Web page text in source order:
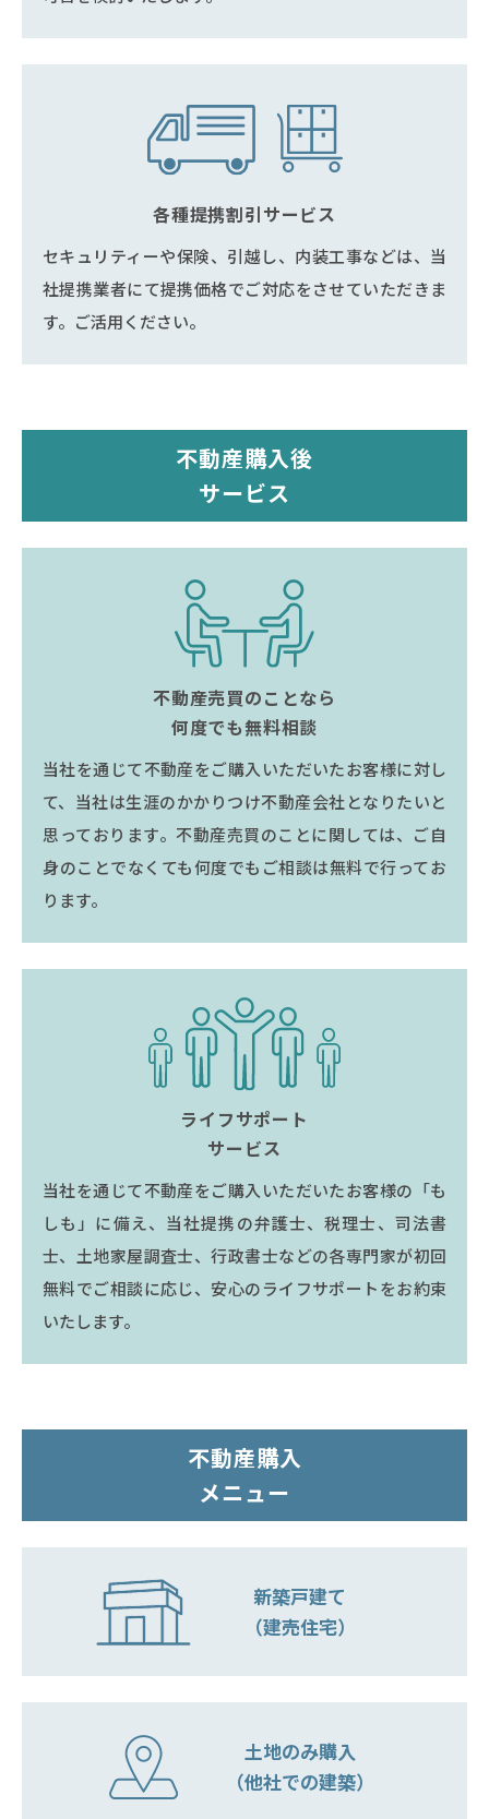
各種提携割引サービス
セキュリティーや保険、引越し、内装工事などは、当
社提携業者にて提携価格でご対応をさせていただきま
す。ご活用ください。
不動産購入後
サービス
不動産売買のことなら
何度でも無料相談
当社を通じて不動産をご購入いただいたお客様に対し
て、当社は生涯のかかりつけ不動産会社となりたいと
思っております。不動産売買のことに関しては、ご自
身のことでなくても何度でもご相談は無料で行ってお
ります。
ライフサポート
サービス
当社を通じて不動産をご購入いただいたお客様の「も
しも」に備え、当社提携の弁護士、税理士、司法書
士、土地家屋調査士、行政書士などの各専門家が初回
無料でご相談に応じ、安心のライフサポートをお約束
いたします。
不動産購入
メニュー
新築戸建て
（建売住宅）
土地のみ購入
（他社での建築）